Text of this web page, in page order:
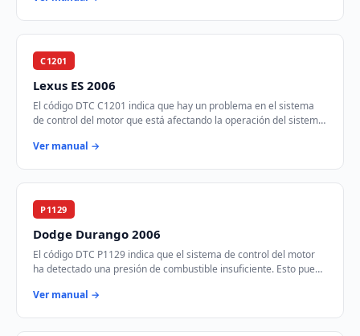
C1201
Lexus ES 2006
El código DTC C1201 indica que hay un problema en el sistema
de control del motor que está afectando la operación del sistema
Ver manual →
P1129
Dodge Durango 2006
El código DTC P1129 indica que el sistema de control del motor
ha detectado una presión de combustible insuficiente. Esto puede
Ver manual →